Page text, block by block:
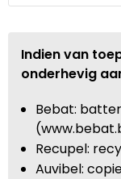
Indien van
onderhevig
Bebat:
Recupel:
Auvibel: